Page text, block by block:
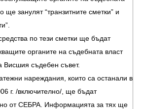
ще занулят “транзитните сметки” и
по тези сметки ще бъдат
органите на съдебната власт
Висшия съдебен съвет.
нареждания, които са останали в
г. /включително/, ще бъдат
от СЕБРА. Информацията за тях ще